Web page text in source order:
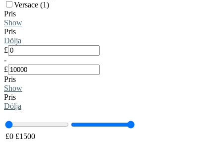
Versace (1)
Pris
Show
Pris
Dölja
£
-
£
Pris
Show
Pris
Dölja
£0 £1500